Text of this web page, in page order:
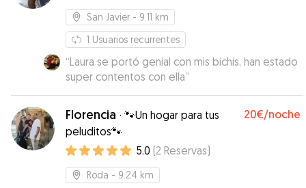
San Javier - 9.11 km
1 Usuarios recurrentes
“Laura se portó genial con mis bichis, han estado
super contentos con ella”
Florencia · 🐾Un hogar para tus
peluditos🐾
20€/noche
5.0 (2 Reservas)
Roda - 9.24 km